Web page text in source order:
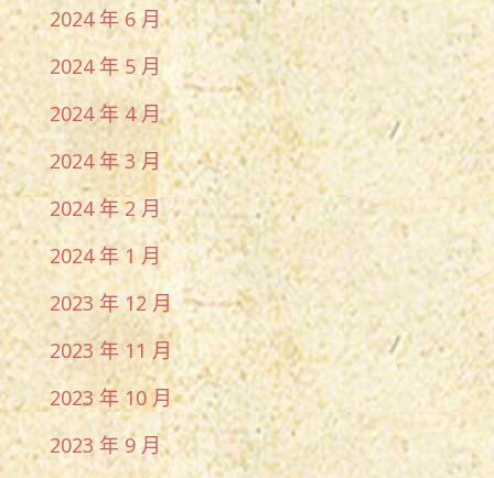
2024 年 6 月
2024 年 5 月
2024 年 4 月
2024 年 3 月
2024 年 2 月
2024 年 1 月
2023 年 12 月
2023 年 11 月
2023 年 10 月
2023 年 9 月